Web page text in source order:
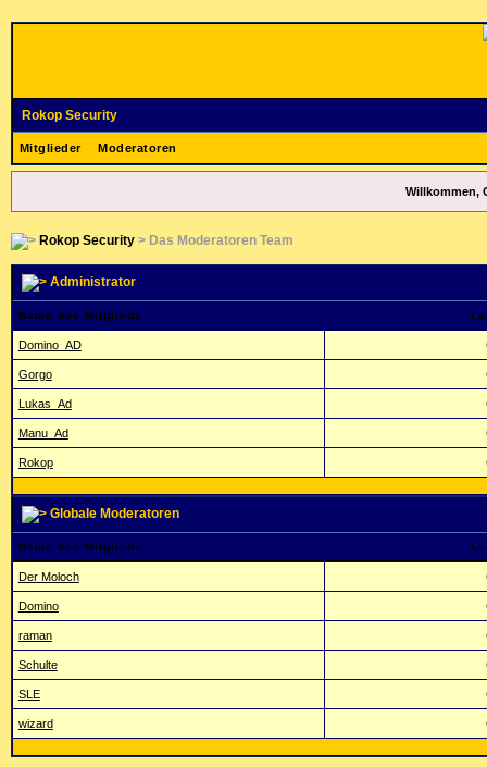
Rokop Security
Mitglieder Moderatoren
Willkommen,
Rokop Security> Das Moderatoren Team
Administrator
Name des Mitglieds
Domino_AD
Gorgo
Lukas_Ad
Manu_Ad
Rokop
Globale Moderatoren
Name des Mitglieds
Der Moloch
Domino
raman
Schulte
SLE
wizard